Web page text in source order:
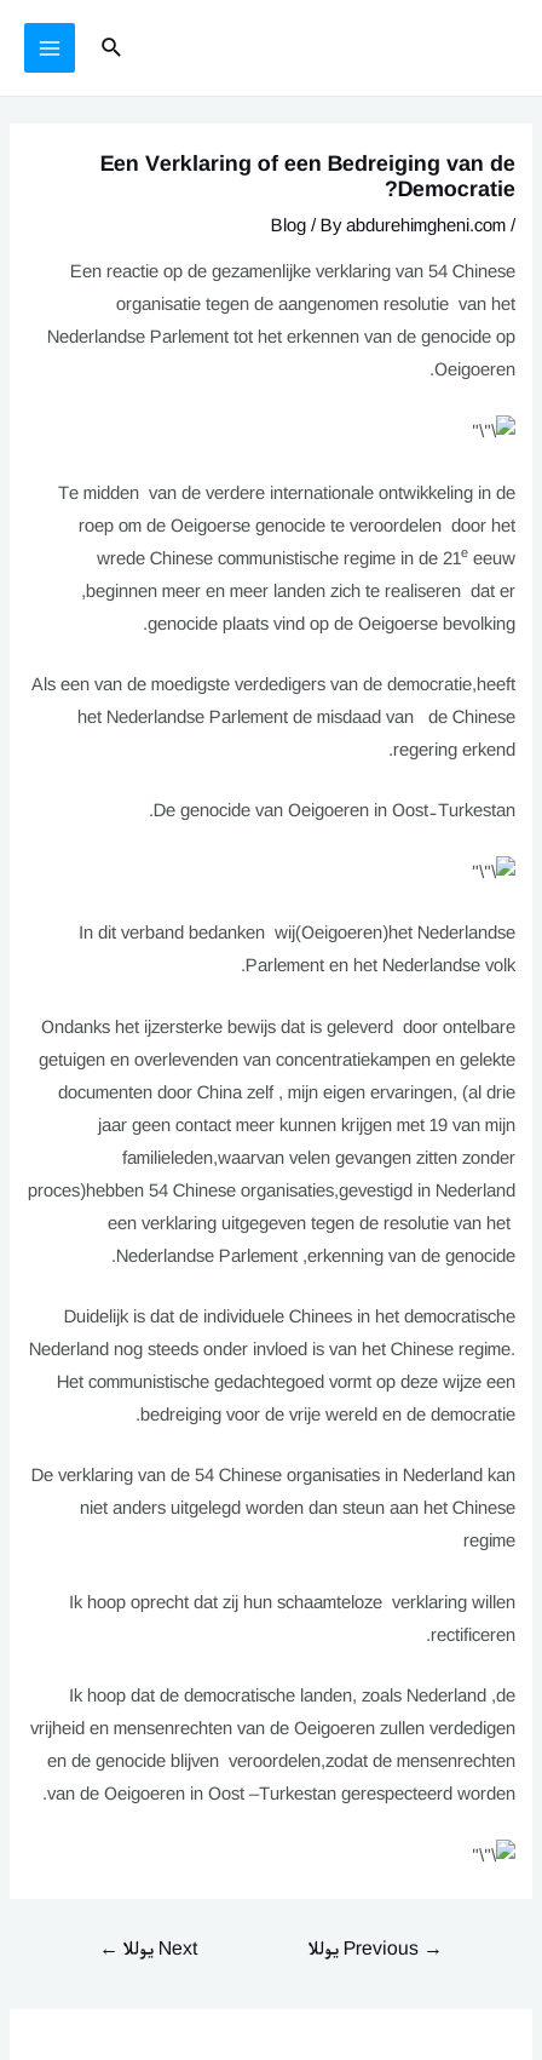
Search
Een Verklaring of een Bedreiging van de
Democratie?
/
Blog/ Byabdurehimgheni.com
Een reactie op de gezamenlijke verklaring van 54 Chinese
organisatie tegen de aangenomen resolutie van het
Nederlandse Parlement tot het erkennen van de genocide op
Oeigoeren.
Te midden van de verdere internationale ontwikkeling in de
roep om de Oeigoerse genocide te veroordelen door het
wrede Chinese communistische regime in de 21eeeuw
,beginnen meer en meer landen zich te realiseren dat er
genocide plaats vind op de Oeigoerse bevolking.
Als een van de moedigste verdedigers van de democratie,heeft
het Nederlandse Parlement de misdaad van de Chinese
regering erkend.
De genocide van Oeigoeren in Oost-Turkestan.
In dit verband bedanken wij(Oeigoeren)het Nederlandse
Parlement en het Nederlandse volk.
Ondanks het ijzersterke bewijs dat is geleverd door ontelbare
getuigen en overlevenden van concentratiekampen en gelekte
documenten door China zelf , mijn eigen ervaringen, (al drie
jaar geen contact meer kunnen krijgen met 19 van mijn
familieleden,waarvan velen gevangen zitten zonder
proces)hebben 54 Chinese organisaties,gevestigd in Nederland
een verklaring uitgegeven tegen de resolutie van het
Nederlandse Parlement ,erkenning van de genocide.
Duidelijk is dat de individuele Chinees in het democratische
Nederland nog steeds onder invloed is van het Chinese regime.
Het communistische gedachtegoed vormt op deze wijze een
bedreiging voor de vrije wereld en de democratie.
De verklaring van de 54 Chinese organisaties in Nederland kan
niet anders uitgelegd worden dan steun aan het Chinese
regime
Ik hoop oprecht dat zij hun schaamteloze verklaring willen
rectificeren.
Ik hoop dat de democratische landen, zoals Nederland ,de
vrijheid en mensenrechten van de Oeigoeren zullen verdedigen
en de genocide blijven veroordelen,zodat de mensenrechten
van de Oeigoeren in Oost –Turkestan gerespecteerd worden.
→ Next يوللا ←